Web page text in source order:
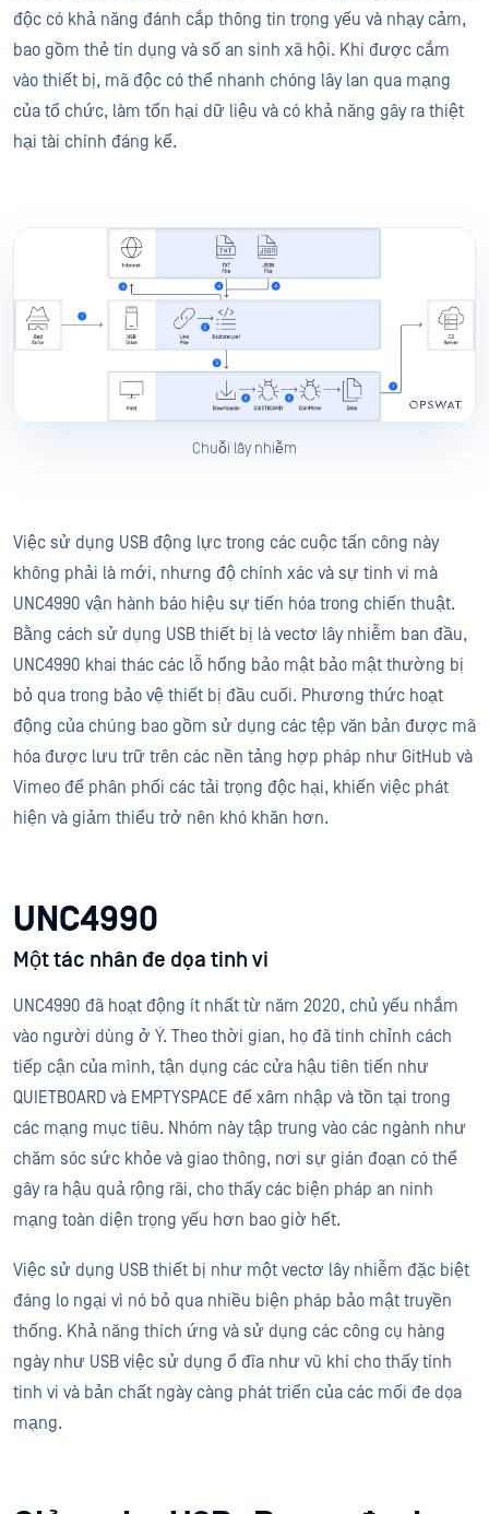
độc có khả năng đánh cắp thông tin trọng yếu và nhạy cảm,
bao gồm thẻ tín dụng và số an sinh xã hội. Khi được cắm
vào thiết bị, mã độc có thể nhanh chóng lây lan qua mạng
của tổ chức, làm tổn hại dữ liệu và có khả năng gây ra thiệt
hại tài chính đáng kể.
Chuỗi lây nhiễm
Việc sử dụng USB động lực trong các cuộc tấn công này
không phải là mới, nhưng độ chính xác và sự tinh vi mà
UNC4990 vận hành báo hiệu sự tiến hóa trong chiến thuật.
Bằng cách sử dụng USB thiết bị là vectơ lây nhiễm ban đầu,
UNC4990 khai thác các lỗ hổng bảo mật bảo mật thường bị
bỏ qua trong bảo vệ thiết bị đầu cuối. Phương thức hoạt
động của chúng bao gồm sử dụng các tệp văn bản được mã
hóa được lưu trữ trên các nền tảng hợp pháp như GitHub và
Vimeo để phân phối các tải trọng độc hại, khiến việc phát
hiện và giảm thiểu trở nên khó khăn hơn.
UNC4990
Một tác nhân đe dọa tinh vi
UNC4990 đã hoạt động ít nhất từ năm 2020, chủ yếu nhắm
vào người dùng ở Ý. Theo thời gian, họ đã tinh chỉnh cách
tiếp cận của mình, tận dụng các cửa hậu tiên tiến như
QUIETBOARD và EMPTYSPACE để xâm nhập và tồn tại trong
các mạng mục tiêu. Nhóm này tập trung vào các ngành như
chăm sóc sức khỏe và giao thông, nơi sự gián đoạn có thể
gây ra hậu quả rộng rãi, cho thấy các biện pháp an ninh
mạng toàn diện trọng yếu hơn bao giờ hết.
Việc sử dụng USB thiết bị như một vectơ lây nhiễm đặc biệt
đáng lo ngại vì nó bỏ qua nhiều biện pháp bảo mật truyền
thống. Khả năng thích ứng và sử dụng các công cụ hàng
ngày như USB việc sử dụng ổ đĩa như vũ khí cho thấy tính
tinh vi và bản chất ngày càng phát triển của các mối đe dọa
mạng.